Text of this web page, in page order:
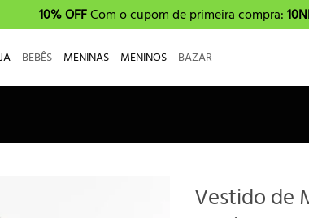
10% OFFCom o cupom de primeira compra:
BEBÊS MENINAS MENINOS BAZAR
Vestido de